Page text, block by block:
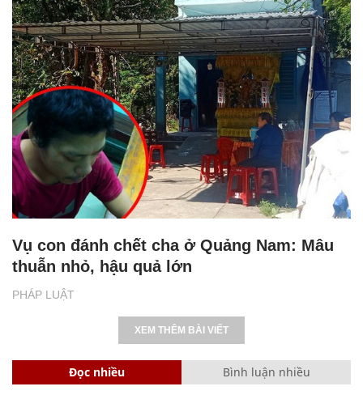
PHÁP LUẬT
Vụ con đánh chết cha ở Quảng Nam: Mâu
thuẫn nhỏ, hậu quả lớn
XEM THÊM BÀI VIẾT
Đọc nhiều Bình luận nhiều